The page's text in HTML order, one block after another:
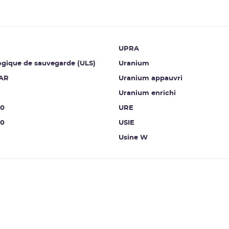
de sauvegarde (ULS)
UPRA
Uranium
Uranium appauvri
Uranium enrichi
URE
USIE
Usine W